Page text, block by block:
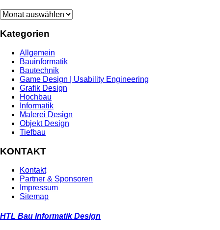
Archiv
Kategorien
Allgemein
Bauinformatik
Bautechnik
Game Design | Usability Engineering
Grafik Design
Hochbau
Informatik
Malerei Design
Objekt Design
Tiefbau
KONTAKT
Kontakt
Partner & Sponsoren
Impressum
Sitemap
HTL Bau Informatik Design